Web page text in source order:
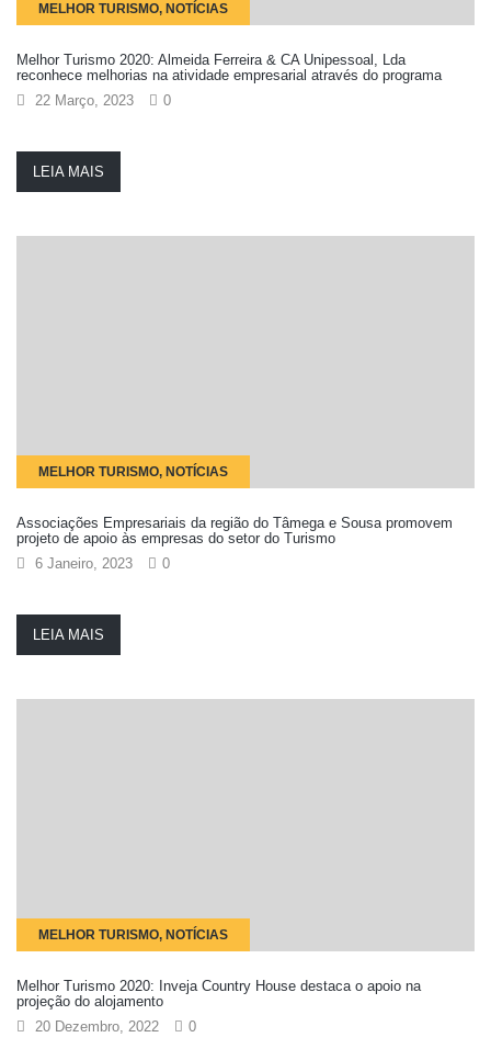
MELHOR TURISMO, NOTÍCIAS
Melhor Turismo 2020: Almeida Ferreira & CA Unipessoal, Lda
reconhece melhorias na atividade empresarial através do programa
22 Março, 2023
0
LEIA MAIS
MELHOR TURISMO, NOTÍCIAS
Associações Empresariais da região do Tâmega e Sousa promovem
projeto de apoio às empresas do setor do Turismo
6 Janeiro, 2023
0
LEIA MAIS
MELHOR TURISMO, NOTÍCIAS
Melhor Turismo 2020: Inveja Country House destaca o apoio na
projeção do alojamento
20 Dezembro, 2022
0